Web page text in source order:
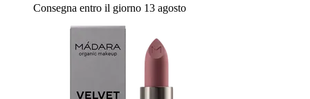
Consegna entro il giorno 13 agosto